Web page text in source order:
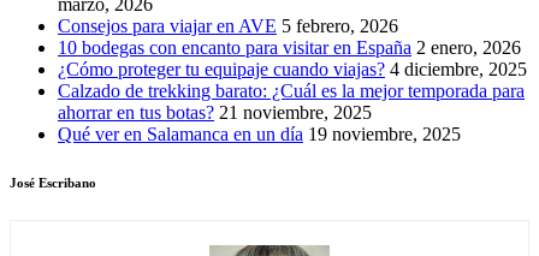
Consejos para viajar en AVE 5 febrero, 2026
10 bodegas con encanto para visitar en España 2 enero, 2026
¿Cómo proteger tu equipaje cuando viajas? 4 diciembre, 2025
Calzado de trekking barato: ¿Cuál es la mejor temporada para
ahorrar en tus botas? 21 noviembre, 2025
Qué ver en Salamanca en un día 19 noviembre, 2025
José Escribano